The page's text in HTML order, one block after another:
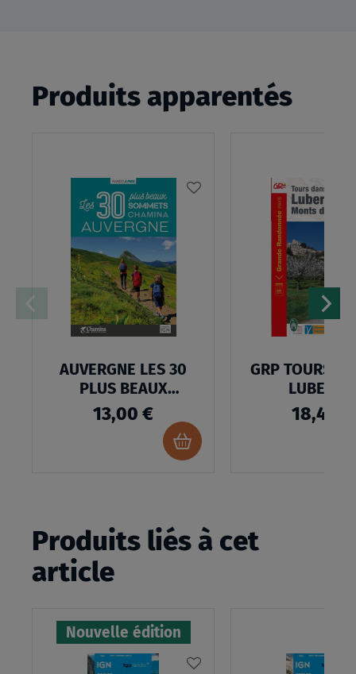
Produits apparentés
AUVERGNE LES 30
PLUS BEAUX
SOMMETS
13,00 €
Ajouter
au
GRP TOURS
LUBERON
18,40 €
Produits liés à cet
article
Nouvelle édition